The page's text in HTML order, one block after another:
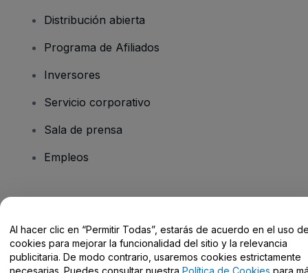
Distribución abierta
Programa de Afiliados
Inversores
Servicio corporativo
Sala de prensa
Empleos
Centro de Ayuda / Contacto
Al hacer clic en “Permitir Todas”, estarás de acuerdo en el uso
cookies para mejorar la funcionalidad del sitio y la relevancia
publicitaria. De modo contrario, usaremos cookies estrictamente
necesarias. Puedes consultar nuestra Política de Cookies para